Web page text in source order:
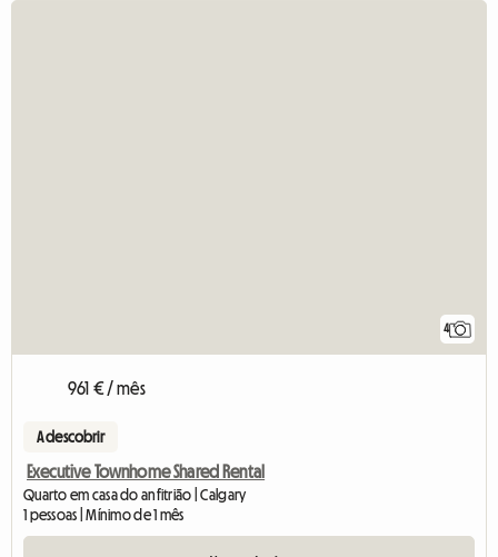
4
961 € / mês
A descobrir
Executive Townhome Shared Rental
Quarto em casa do anfitrião | Calgary
1 pessoas | Mínimo de 1 mês